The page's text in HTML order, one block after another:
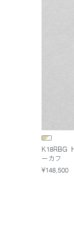
K18RBG
ーカフ
¥148,500